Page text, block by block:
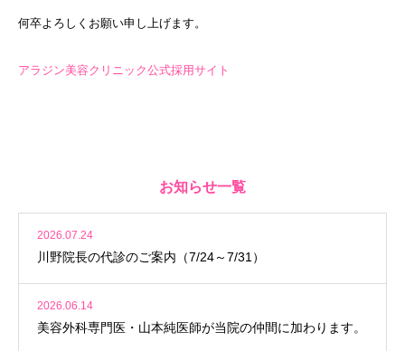
何卒よろしくお願い申し上げます。
アラジン美容クリニック公式採用サイト
お知らせ一覧
2026.07.24
川野院長の代診のご案内（7/24～7/31）
2026.06.14
美容外科専門医・山本純医師が当院の仲間に加わります。